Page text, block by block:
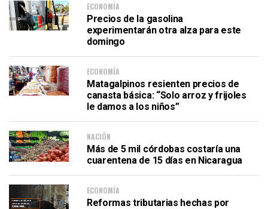
ECONOMÍA
Precios de la gasolina
experimentarán otra alza para este
domingo
ECONOMÍA
Matagalpinos resienten precios de
canasta básica: “Solo arroz y frijoles
le damos a los niños”
NACIÓN
Más de 5 mil córdobas costaría una
cuarentena de 15 días en Nicaragua
ECONOMÍA
Reformas tributarias hechas por